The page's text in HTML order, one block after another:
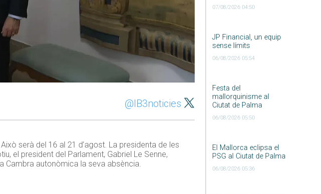
07/08/2026 04:50
JP Financial, un equip
sense límits
06/08/2026 05:54
Festa del
mallorquinisme al
Ciutat de Palma
06/08/2026 05:50
El Mallorca eclipsa el
PSG al Ciutat de Palma
06/08/2026 05:36
@IB3noticies
serà del 16 al 21 d’agost. La presidenta de les
el president del Parlament, Gabriel Le Senne,
Cambra autonòmica la seva absència.